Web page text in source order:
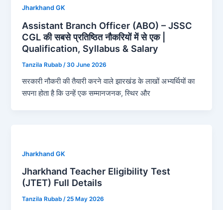
Jharkhand GK
Assistant Branch Officer (ABO) – JSSC
CGL की सबसे प्रतिष्ठित नौकरियों में से एक |
Qualification, Syllabus & Salary
Tanzila Rubab /30 June 2026
सरकारी नौकरी की तैयारी करने वाले झारखंड के लाखों अभ्यर्थियों का
सपना होता है कि उन्हें एक सम्मानजनक, स्थिर और
Jharkhand GK
Jharkhand Teacher Eligibility Test
(JTET) Full Details
Tanzila Rubab/25 May 2026